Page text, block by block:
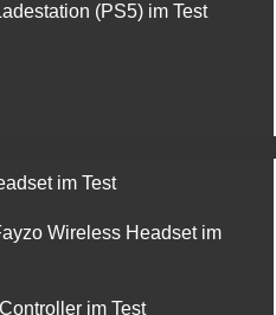
(PS5) im Test
im Test
Wireless Headset im
im Test